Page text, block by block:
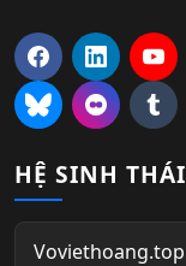
HỆ SINH
Voviethoang.top